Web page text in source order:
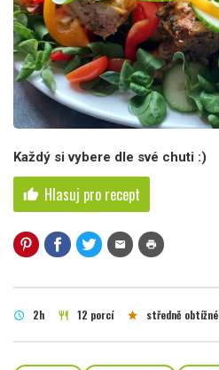
Každý si vybere dle své chuti :)
thumb_up Hlasuj pro recept
mail print
schedule 2h restaurant 12 porcí star středně obtížné